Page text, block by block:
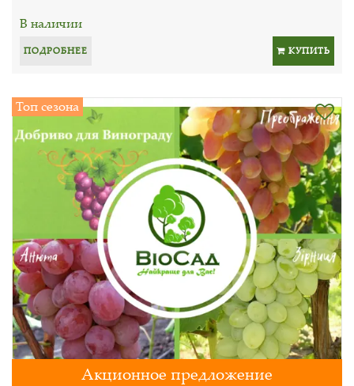
В наличии
ПОДРОБНЕЕ КУПИТЬ
Топ сезона
Акционное предложение